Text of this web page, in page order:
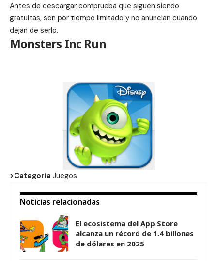
Antes de descargar comprueba que siguen siendo
gratuitas, son por tiempo limitado y no anuncian cuando
dejan de serlo.
Monsters Inc Run
>Categoria Juegos
Noticias relacionadas
El ecosistema del App Store
alcanza un récord de 1.4 billones
de dólares en 2025